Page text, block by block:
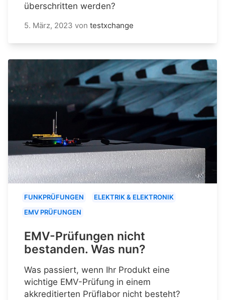
überschritten werden?
5. März, 2023 von testxchange
FUNKPRÜFUNGEN
ELEKTRIK & ELEKTRONIK
EMV PRÜFUNGEN
EMV-Prüfungen nicht
bestanden. Was nun?
Was passiert, wenn Ihr Produkt eine
wichtige EMV-Prüfung in einem
akkreditierten Prüflabor nicht besteht?